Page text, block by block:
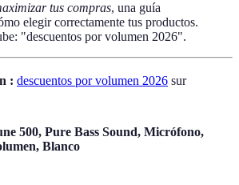
tus compras, una guía
elegir correctamente tus productos.
"descuentos por volumen 2026".
: descuentos por volumen 2026 sur
500, Pure Bass Sound, Micrófono,
Blanco